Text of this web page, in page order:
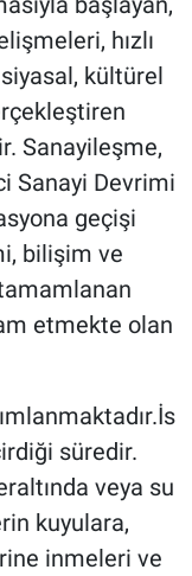
hızlı
kültürel
Sanayileşme,
Sanayi Devrimi
geçişi
bilişim ve
etmekte olan
süredir.
veya su
kuyulara,
inmeleri ve